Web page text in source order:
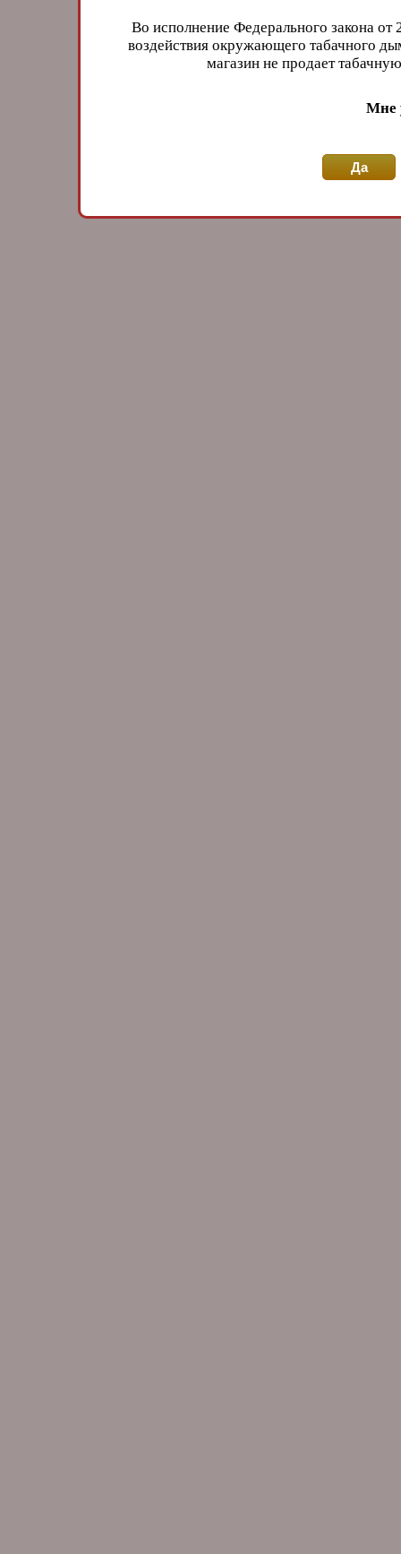
Во исполнение Федерального закона
воздействия окружающего табачного
магазин не продает
Мне
Да